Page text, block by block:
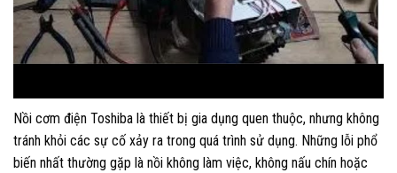
Nồi cơm điện Toshiba là thiết bị gia dụng quen thuộc, nhưng không
tránh khỏi các sự cố xảy ra trong quá trình sử dụng. Những lỗi phổ
biến nhất thường gặp là nồi không làm việc, không nấu chín hoặc